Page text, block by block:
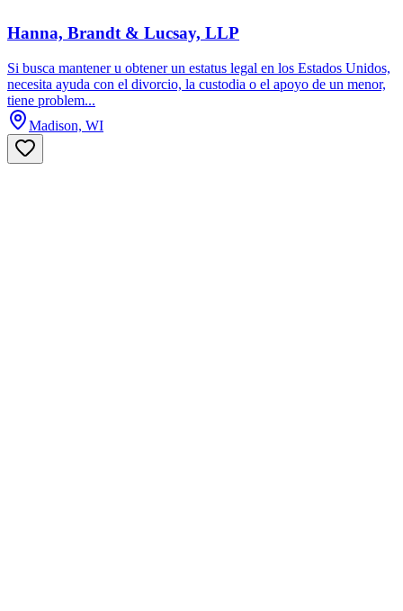
Hanna, Brandt & Lucsay, LLP
Si busca mantener u obtener un estatus legal en los Estados Unidos,
necesita ayuda con el divorcio, la custodia o el apoyo de un menor,
tiene problem...
Madison, WI